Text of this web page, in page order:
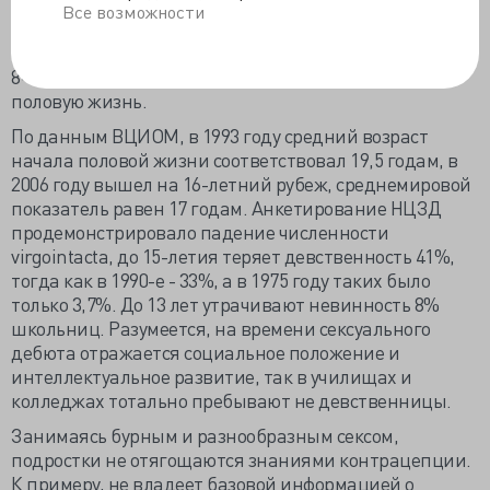
Все возможности
нарушений и расстройств приходятся на школьниц
8–9 классов, в этот же период девочки начинают
половую жизнь.
По данным ВЦИОМ, в 1993 году средний возраст
начала половой жизни соответствовал 19,5 годам, в
2006 году вышел на 16-летний рубеж, среднемировой
показатель равен 17 годам. Анкетирование НЦЗД
продемонстрировало падение численности
virgointacta, до 15-летия теряет девственность 41%,
тогда как в 1990-е - 33%, а в 1975 году таких было
только 3,7%. До 13 лет утрачивают невинность 8%
школьниц. Разумеется, на времени сексуального
дебюта отражается социальное положение и
интеллектуальное развитие, так в училищах и
колледжах тотально пребывают не девственницы.
Занимаясь бурным и разнообразным сексом,
подростки не отягощаются знаниями контрацепции.
К примеру, не владеет базовой информацией о